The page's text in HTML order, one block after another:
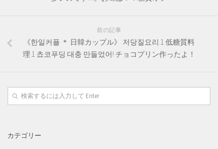
前の記事
《한일커플 ＊ 日韓カップル》 저당질요리.1 低糖質料
理.1 쵸코푸딩 대충 만들었어! チョコプリン作ったよ！
カテゴリー